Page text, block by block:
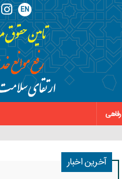
EN
رفاهی
آخرین اخبار